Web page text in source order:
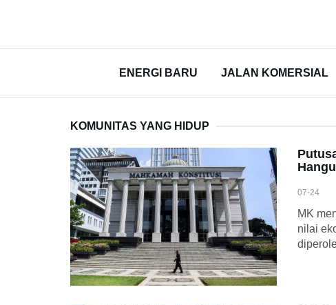
ENERGI BARU JALAN KOMERSIAL
KOMUNITAS YANG HIDUP
07-24
MK
nilai